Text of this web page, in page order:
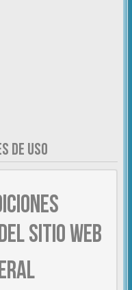
DE USO
SITIO WEB